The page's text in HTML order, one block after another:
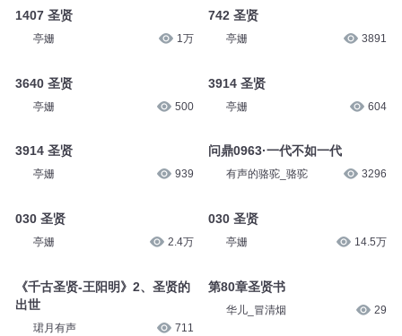
1407 圣贤
亭姗 1万
3640 圣贤
亭姗 500
3914 圣贤
亭姗 939
030 圣贤
亭姗 2.4万
《千古圣贤-王阳明》2、圣贤的
出世
珺月有声 711
742 圣贤
亭姗 3891
3914 圣贤
亭姗 604
问鼎0963·一代不如一代
有声的骆驼_骆驼 3296
030 圣贤
亭姗 14.5万
第80章圣贤书
华儿_冒清烟 29